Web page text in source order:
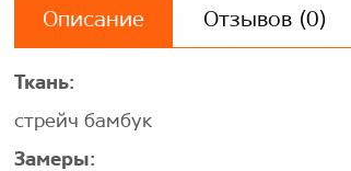
Описание Отзывов (0)
Ткань:
стрейч бамбук
Замеры: